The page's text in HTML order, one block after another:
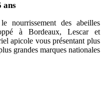
ans
nourrissement des abeilles
à Bordeaux, Lescar et
apicole vous présentant plus
grandes marques nationales